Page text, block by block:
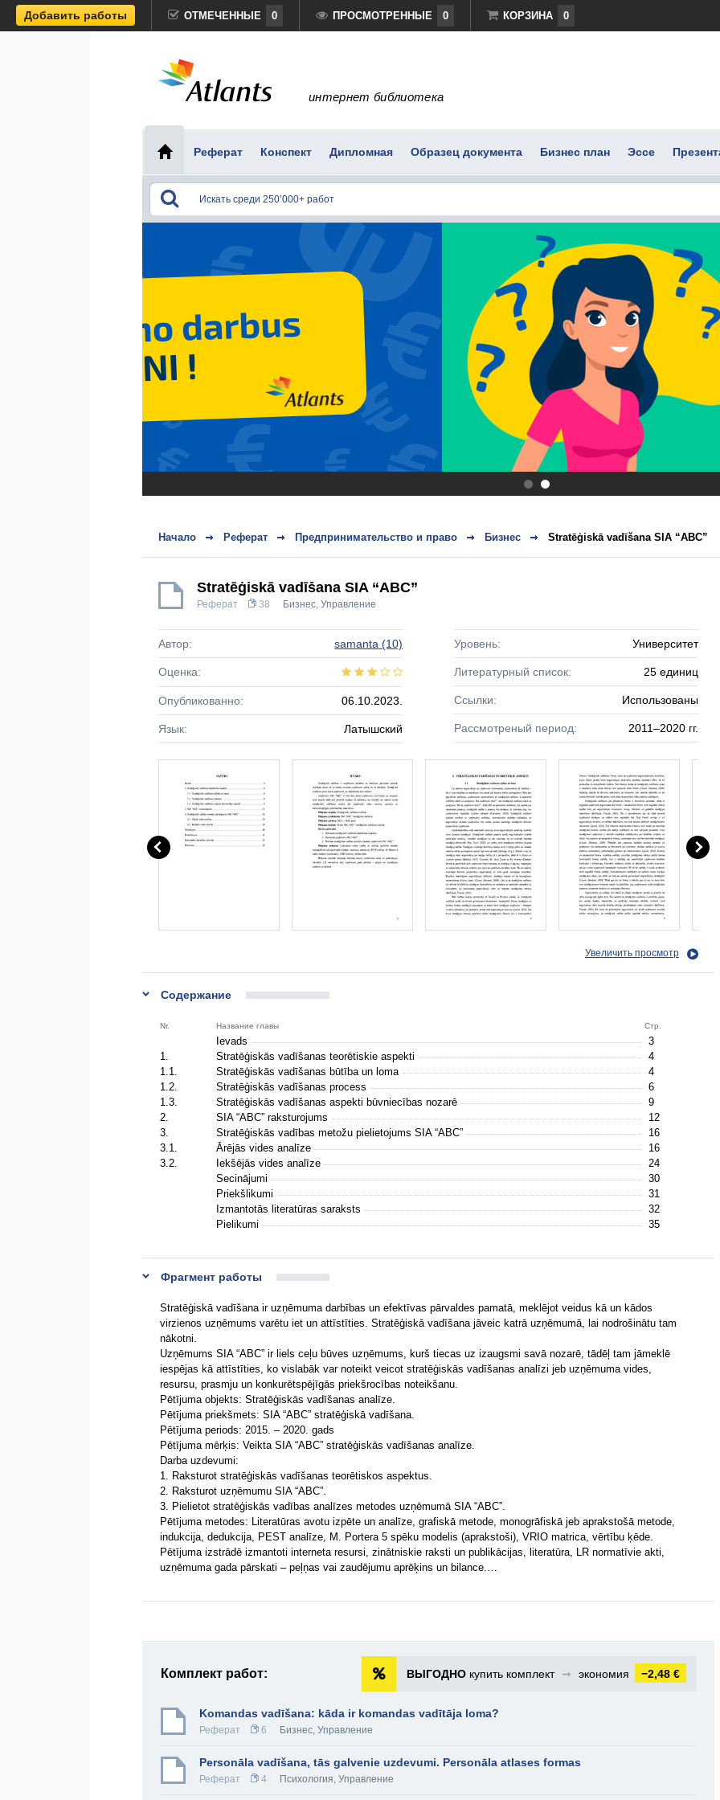
Добавить работы ОТМЕЧЕННЫЕ 0 ПРОСМОТРЕННЫЕ 0 КОРЗИНА 0
интернет библиотека
Реферат Конспект Дипломная Образец документа Бизнес план Эссе
.
Начало Реферат Предпринимательство и право Бизнес Stratēģiskā vadīšana SIA “ABC”
Stratēģiskā vadīšana SIA “ABC”
Реферат 38 Бизнес, Управление
Автор: samanta (10)
Оценка:
Опубликованно: 06.10.2023.
Язык: Латышский
Уровень: Университет
Литературный список: 25 единиц
Ссылки: Использованы
Рассмотреный период: 2011–2020 гг.
Увеличить просмотр
Содержание
Nr. Название главы Стр.
Ievads
3
1.
Stratēģiskās vadīšanas teorētiskie aspekti
4
1.1.
Stratēģiskās vadīšanas būtība un loma
4
1.2.
Stratēģiskās vadīšanas process
6
1.3.
Stratēģiskās vadīšanas aspekti būvniecības nozarē
9
2.
SIA “ABC” raksturojums
12
3.
Stratēģiskās vadības metožu pielietojums SIA “ABC”
16
3.1.
Ārējās vides analīze
16
3.2.
Iekšējās vides analīze
24
Secinājumi
30
Priekšlikumi
31
Izmantotās literatūras saraksts
32
Pielikumi
35
Фрагмент работы
Stratēģiskā vadīšana ir uzņēmuma darbības un efektīvas pārvaldes pamatā, meklējot veidus kā un kādos
virzienos uzņēmums varētu iet un attīstīties. Stratēģiskā vadīšana jāveic katrā uzņēmumā, lai nodrošinātu tam
nākotni.
Uzņēmums SIA “ABC” ir liels ceļu būves uzņēmums, kurš tiecas uz izaugsmi savā nozarē, tādēļ tam jāmeklē
iespējas kā attīstīties, ko vislabāk var noteikt veicot stratēģiskās vadīšanas analīzi jeb uzņēmuma vides,
resursu, prasmju un konkurētspējīgās priekšrocības noteikšanu.
Pētījuma objekts: Stratēģiskās vadīšanas analīze.
Pētījuma priekšmets: SIA “ABC” stratēģiskā vadīšana.
Pētījuma periods: 2015. – 2020. gads
Pētījuma mērķis: Veikta SIA “ABC” stratēģiskās vadīšanas analīze.
Darba uzdevumi:
1. Raksturot stratēģiskās vadīšanas teorētiskos aspektus.
2. Raksturot uzņēmumu SIA “ABC”.
3. Pielietot stratēģiskās vadības analīzes metodes uzņēmumā SIA “ABC”.
Pētījuma metodes: Literatūras avotu izpēte un analīze, grafiskā metode, monogrāfiskā jeb aprakstošā metode,
indukcija, dedukcija, PEST analīze, M. Portera 5 spēku modelis (aprakstoši), VRIO matrica, vērtību ķēde.
Pētījuma izstrādē izmantoti interneta resursi, zinātniskie raksti un publikācijas, literatūra, LR normatīvie akti,
uzņēmuma gada pārskati – peļņas vai zaudējumu aprēķins un bilance.…
Комплект работ: ВЫГОДНО купить комплект ➞ экономия −2,48 €
Komandas vadīšana: kāda ir komandas vadītāja loma?
Реферат 6 Бизнес, Управление
Personāla vadīšana, tās galvenie uzdevumi. Personāla atlases formas
Реферат 4 Психология, Управление